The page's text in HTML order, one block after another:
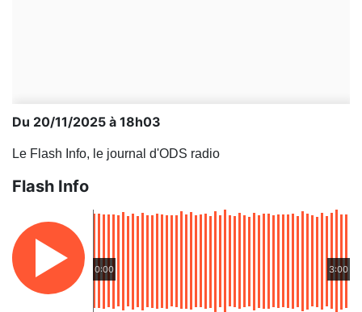
Du 20/11/2025 à 18h03
Le Flash Info, le journal d'ODS radio
Flash Info
0:00 3:00